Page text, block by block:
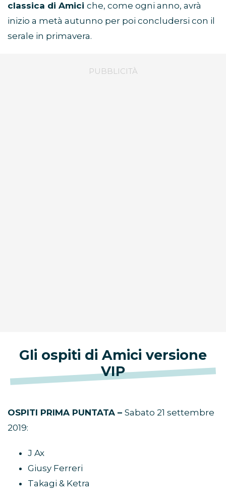
classica di Amici che, come ogni anno, avrà
inizio a metà autunno per poi concludersi con il
serale in primavera.
Gli ospiti di Amici versione
VIP
OSPITI PRIMA PUNTATA – Sabato 21 settembre
2019:
J Ax
Giusy Ferreri
Takagi & Ketra